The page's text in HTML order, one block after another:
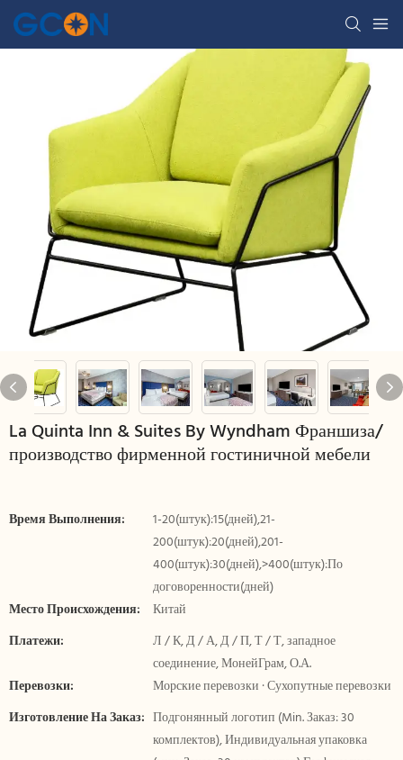
La Quinta Inn & Suites By Wyndham Франшиза/
производство фирменной гостиничной мебели
Время Выполнения:
1-20(штук):15(дней),21-
200(штук):20(дней),201-
400(штук):30(дней),>400(штук):По
договоренности(дней)
Место Происхождения:
Китай
Платежи:
Л / К, Д / А, Д / П, Т / Т, западное
соединение, МонейГрам, О.А.
Перевозки:
Морские перевозки · Сухопутные перевозки
Изготовление На Заказ: Подгонянный логотип (Min. Заказ: 30
комплектов), Индивидуальная упаковка